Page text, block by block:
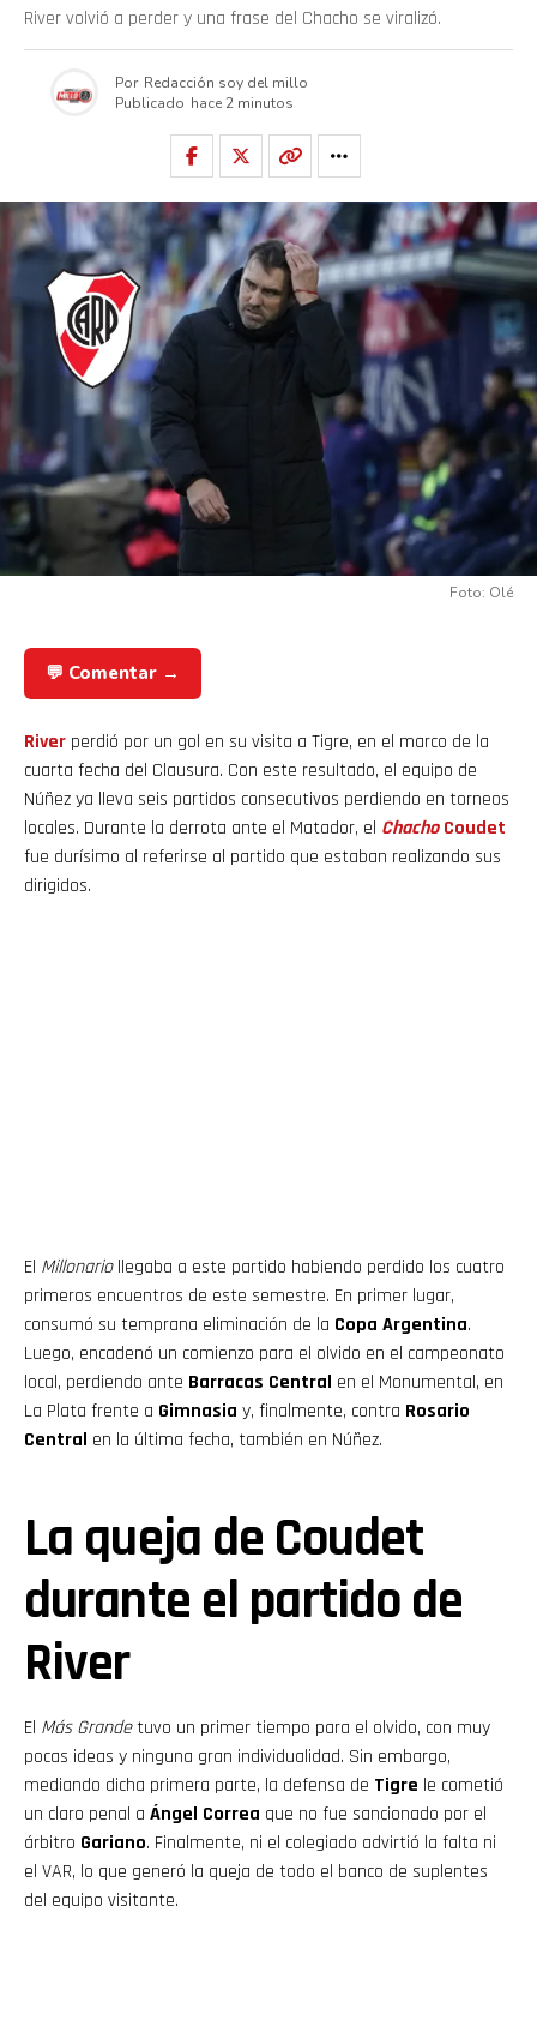
River volvió a perder y una frase del Chacho se viralizó.
Por Redacción soy del millo
Publicado hace 2 minutos
Foto: Olé
💬 Comentar →
River perdió por un gol en su visita a Tigre, en el marco de la
cuarta fecha del Clausura. Con este resultado, el equipo de
Núñez ya lleva seis partidos consecutivos perdiendo en torneos
locales. Durante la derrota ante el Matador, el ChachoCoudet
fue durísimo al referirse al partido que estaban realizando sus
dirigidos.
El Millonariollegaba a este partido habiendo perdido los cuatro
primeros encuentros de este semestre. En primer lugar,
consumó su temprana eliminación de la Copa Argentina.
Luego, encadenó un comienzo para el olvido en el campeonato
local, perdiendo ante Barracas Central en el Monumental, en
La Plata frente a Gimnasia y, finalmente, contra Rosario
Central en la última fecha, también en Núñez.
La queja de Coudet
durante el partido de
River
El Más Grandetuvo un primer tiempo para el olvido, con muy
pocas ideas y ninguna gran individualidad. Sin embargo,
mediando dicha primera parte, la defensa de Tigre le cometió
un claro penal a Ángel Correa que no fue sancionado por el
árbitro Gariano. Finalmente, ni el colegiado advirtió la falta ni
el VAR, lo que generó la queja de todo el banco de suplentes
del equipo visitante.